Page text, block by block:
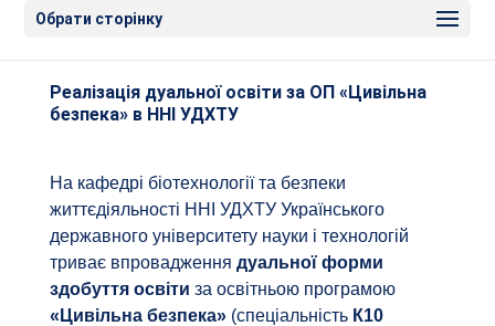
Обрати сторінку
Реалізація дуальної освіти за ОП «Цивільна
безпека» в ННІ УДХТУ
На кафедрі біотехнології та безпеки
життєдіяльності ННІ УДХТУ Українського
державного університету науки і технологій
триває впровадження дуальної форми
здобуття освіти за освітньою програмою
«Цивільна безпека»(спеціальність К10